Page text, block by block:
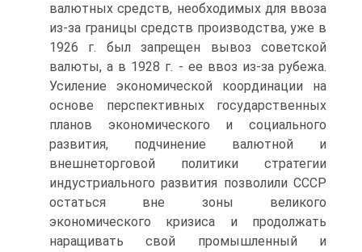
валютных средств, необходимых для ввоза
из-за границы средств производства, уже в
1926 г. был запрещен вывоз советской
валюты, а в 1928 г. - ее ввоз из-за рубежа.
Усиление экономической координации на
основе перспективных государственных
планов экономического и социального
развития, подчинение валютной и
внешнеторговой политики стратегии
индустриального развития позволили СССР
остаться вне зоны великого
экономического кризиса и продолжать
наращивать свой промышленный и